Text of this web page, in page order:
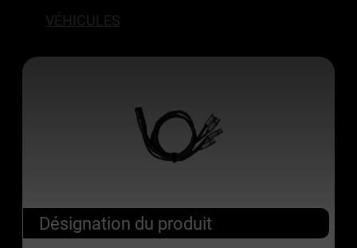
VÉHICULES
Désignation du produit